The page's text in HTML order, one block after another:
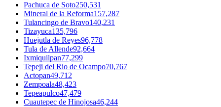
Pachuca de Soto250,531
Mineral de la Reforma157,287
Tulancingo de Bravo140,231
Tizayuca135,796
Huejutla de Reyes96,778
Tula de Allende92,664
Ixmiquilpan77,299
Tepeji del Rio de Ocampo70,767
Actopan49,712
Zempoala48,423
Tepeapulco47,479
Cuautepec de Hinojosa46,244